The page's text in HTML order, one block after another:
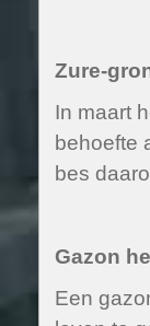
Zure-
In maart
behoefte
bes
Gazon
Een